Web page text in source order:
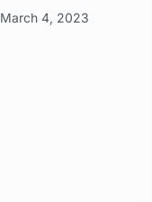
March 4, 2023